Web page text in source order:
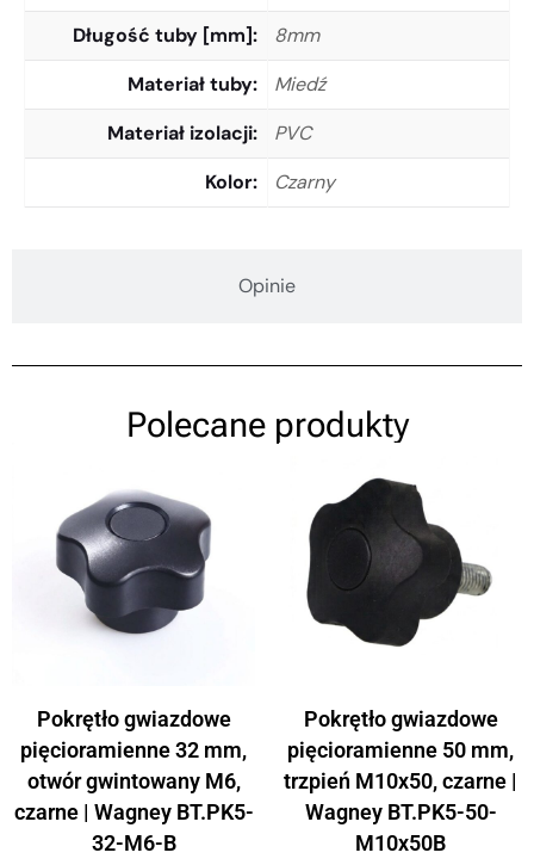
Opinie
Długość tuby [mm]
8mm
Materiał tuby
Miedź
Materiał izolacji
PVC
Kolor
Czarny
Polecane produkty
Pokrętło gwiazdowe
pięcioramienne 32 mm,
otwór gwintowany M6,
czarne | Wagney BT.PK5-
32-M6-B
Pokrętło gwiazdowe
pięcioramienne 50 mm,
trzpień M10x50, czarne |
Wagney BT.PK5-50-
M10x50B